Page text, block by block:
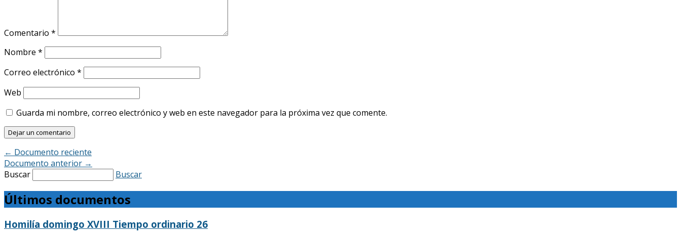
Comentario *
Nombre *
Correo electrónico *
Web
Guarda mi nombre, correo electrónico y web en este navegador para la próxima vez que comente.
← Documento reciente
Documento anterior →
Buscar
Buscar
Últimos documentos
Homilía domingo XVIII Tiempo ordinario 26